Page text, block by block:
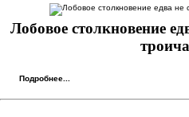
Лобовое столкновение
Подробнее...